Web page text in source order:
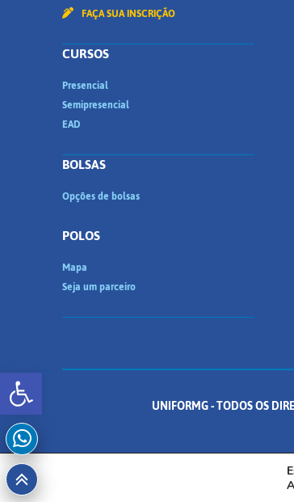
Abrir a barra de ferramentas
FAÇA SUA INSCRIÇÃO
CURSOS
Presencial
Semipresencial
EAD
BOLSAS
Opções de bolsas
POLOS
Mapa
Seja um parceiro
UNIFORMG - TODOS OS